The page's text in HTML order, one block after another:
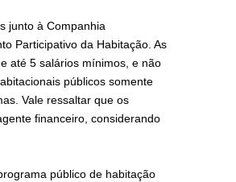
junto à Companhia
Participativo da Habitação. As
até 5 salários mínimos, e não
públicos somente
Vale ressaltar que os
financeiro, considerando
público de habitação